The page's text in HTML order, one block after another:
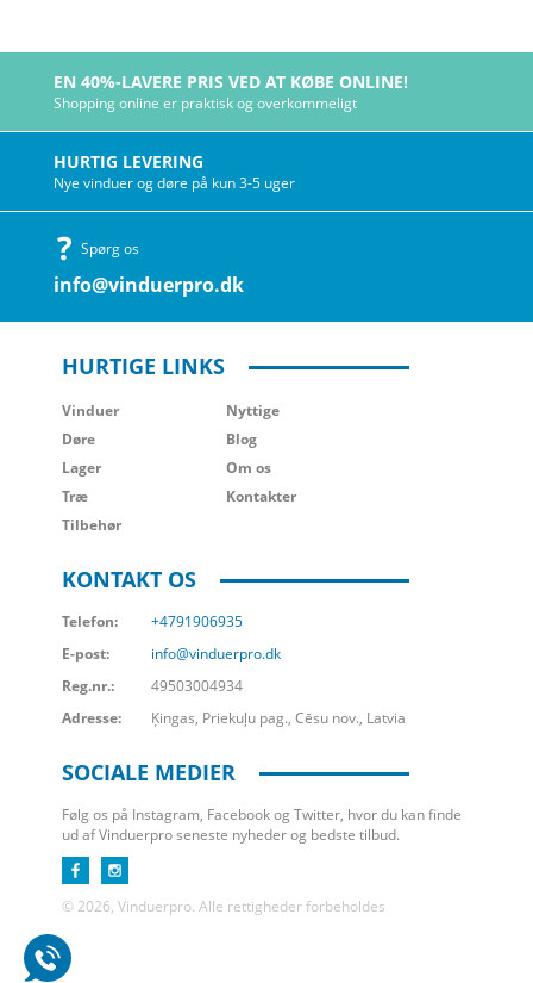
EN 40%-LAVERE PRIS VED AT KØBE ONLINE!
Shopping online er praktisk og overkommeligt
HURTIG LEVERING
Nye vinduer og døre på kun 3-5 uger
Spørg os
info@vinduerpro.dk
HURTIGE LINKS
Vinduer
Døre
Lager
Træ
Tilbehør
Nyttige
Blog
Om os
Kontakter
KONTAKT OS
Telefon:
+4791906935
E-post:
info@vinduerpro.dk
Reg.nr.:
49503004934
Adresse:
Ķingas, Priekuļu pag., Cēsu nov., Latvia
SOCIALE MEDIER
Følg os på Instagram, Facebook og Twitter, hvor du kan finde
ud af Vinduerpro seneste nyheder og bedste tilbud.
© 2026, Vinduerpro. Alle rettigheder forbeholdes